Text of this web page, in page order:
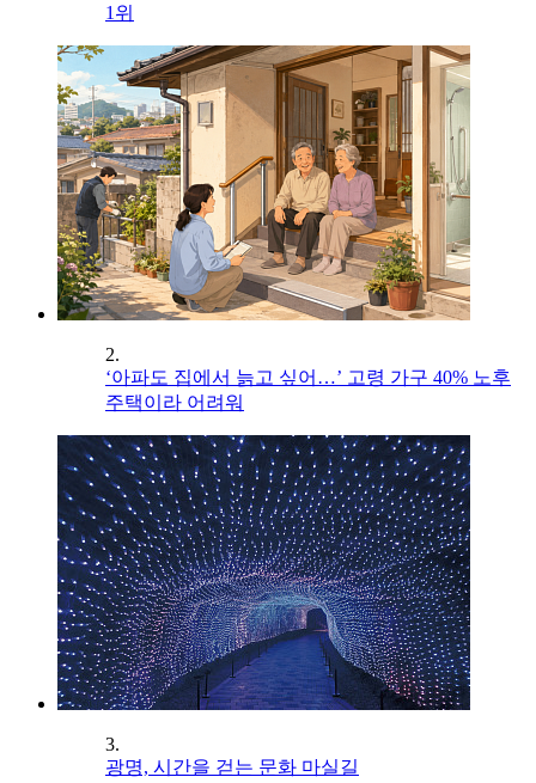
1위
2.
‘아파도 집에서 늙고 싶어…’ 고령 가구 40% 노후
주택이라 어려워
3.
광명, 시간을 걷는 문화 마실길